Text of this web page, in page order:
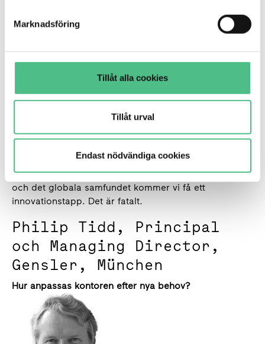
Marknadsföring
Tillåt alla cookies
Tillåt urval
Endast nödvändiga cookies
är det samma sak. Men med kontor får vi bara ett ord.
Jag försöker skapa underbegrepp för kontor, med
arbetsplatser. Min önskan är att etablera nya begrepp,
men det är inte många som lyckas med det. Kontoren
mindre som en fabrik.
Vilka utmaningar upplever era kunder med
distansarbete?
– Det kanske är härligare för individen att jobba
hemifrån, men för organisationen, nationen Sverige
och det globala samfundet kommer vi få ett
innovationstapp. Det är fatalt.
Philip Tidd, Principal
och Managing Director,
Gensler, München
Hur anpassas kontoren efter nya behov?